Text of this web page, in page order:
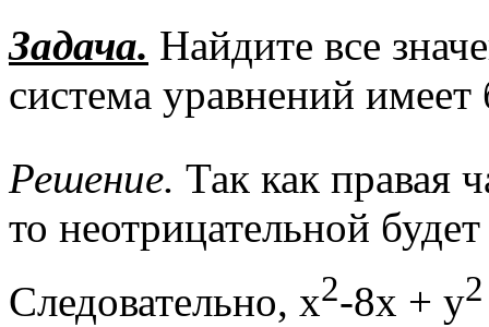
Задача. Найдите все
система уравнений
Решение. Так как правая
то неотрицательной
Следовательно, x2-8x + y2